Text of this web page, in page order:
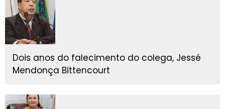
Dois anos do falecimento do colega, Jessé
Mendonça Bittencourt